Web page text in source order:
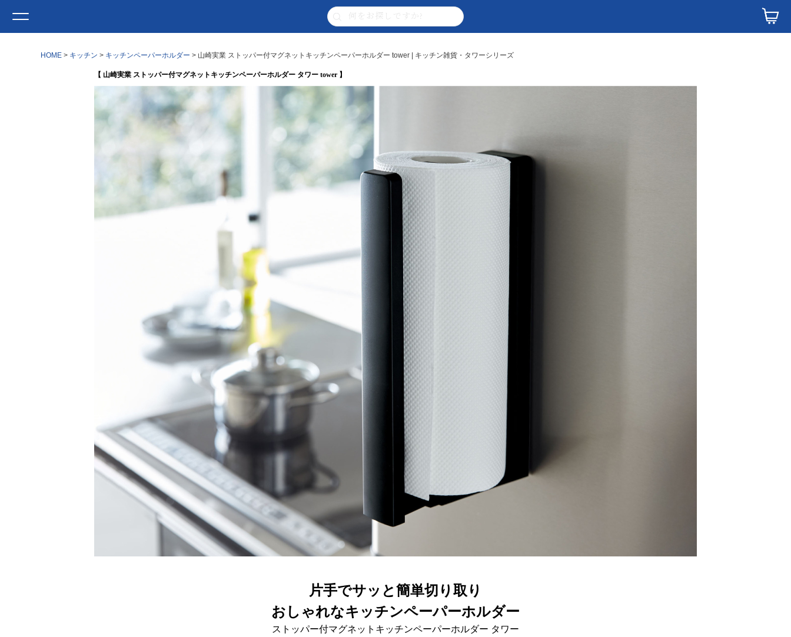
HOME キッチン キッチンペーパーホルダー 山崎実業 ストッパー付マグネットキッチンペーパーホルダー tower | キッチン雑貨・タワーシリーズ
【 山崎実業 ストッパー付マグネットキッチンペーパーホルダー タワー tower 】
片手でサッと簡単切り取り
おしゃれなキッチンペーパーホルダー
ストッパー付マグネットキッチンペーパーホルダー タワー